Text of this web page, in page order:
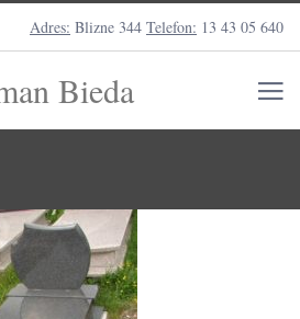
Adres: Blizne 344 Telefon: 13 43 05 640
Bieda